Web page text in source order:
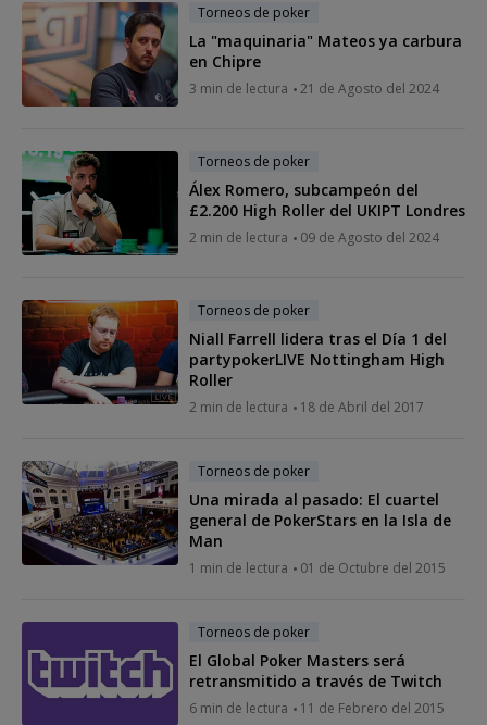
Torneos de poker
La "maquinaria" Mateos ya carbura
en Chipre
3 min de lectura 21 de Agosto del 2024
Torneos de poker
Álex Romero, subcampeón del
£2.200 High Roller del UKIPT Londres
2 min de lectura 09 de Agosto del 2024
Torneos de poker
Niall Farrell lidera tras el Día 1 del
partypokerLIVE Nottingham High
Roller
2 min de lectura 18 de Abril del 2017
Torneos de poker
Una mirada al pasado: El cuartel
general de PokerStars en la Isla de
Man
1 min de lectura 01 de Octubre del 2015
Torneos de poker
El Global Poker Masters será
retransmitido a través de Twitch
6 min de lectura 11 de Febrero del 2015